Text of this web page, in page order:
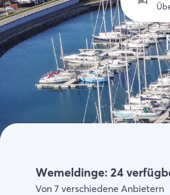
Wemeldinge: 24
Von 7 verschiedene Anbietern